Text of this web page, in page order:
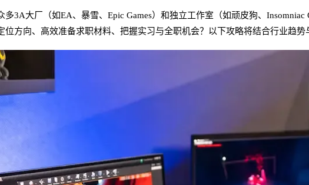
3A大厂（如EA、暴雪、Epic Games）和独立工作室（如顽皮狗、
方向、高效准备求职材料、把握实习与全职机会？以下攻略将结合行业趋